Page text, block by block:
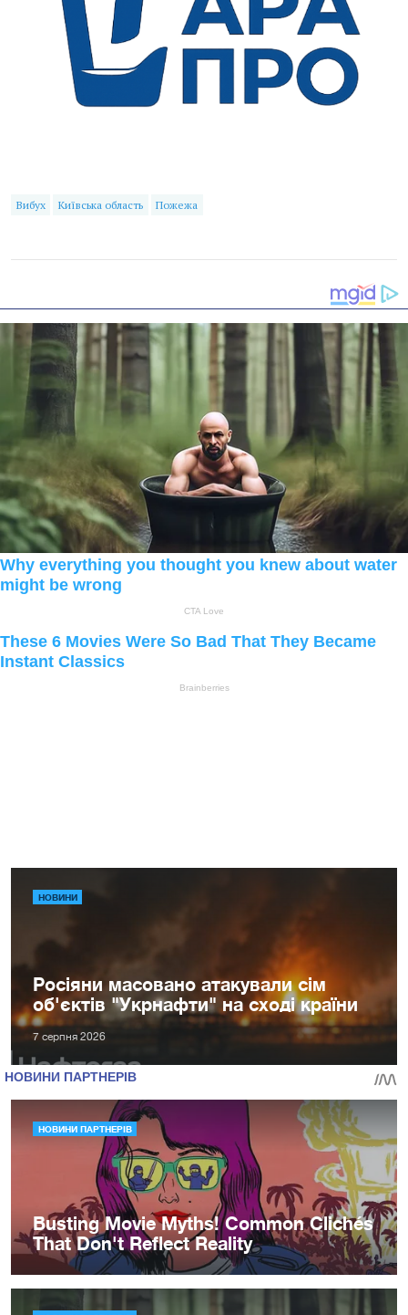
Вибух Київська область Пожежа
НОВИНИ
Росіяни масовано атакували сім
об'єктів "Укрнафти" на сході країни
7 серпня 2026